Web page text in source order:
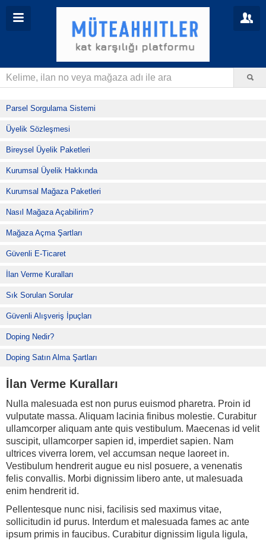
Parsel Sorgulama Sistemi
Üyelik Sözleşmesi
Bireysel Üyelik Paketleri
Kurumsal Üyelik Hakkında
Kurumsal Mağaza Paketleri
Nasıl Mağaza Açabilirim?
Mağaza Açma Şartları
Güvenli E-Ticaret
İlan Verme Kuralları
Sık Sorulan Sorular
Güvenli Alışveriş İpuçları
Doping Nedir?
Doping Satın Alma Şartları
İlan Verme Kuralları
Nulla malesuada est non purus euismod pharetra. Proin id
vulputate massa. Aliquam lacinia finibus molestie. Curabitur
ullamcorper aliquam ante quis vestibulum. Maecenas id velit
suscipit, ullamcorper sapien id, imperdiet sapien. Nam
ultrices viverra lorem, vel accumsan neque laoreet in.
Vestibulum hendrerit augue eu nisl posuere, a venenatis
felis convallis. Morbi dignissim libero ante, ut malesuada
enim hendrerit id.
Pellentesque nunc nisi, facilisis sed maximus vitae,
sollicitudin id purus. Interdum et malesuada fames ac ante
ipsum primis in faucibus. Curabitur dignissim ligula ligula,